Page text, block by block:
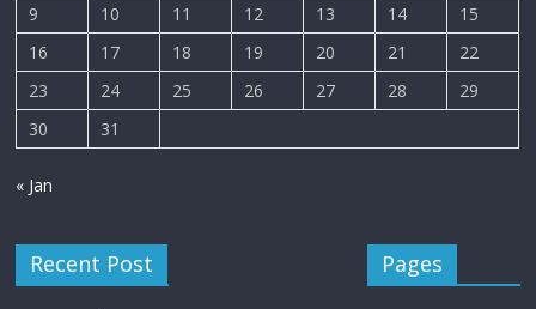
9
10 11 12 13 14
15
16
17 18 19 20 21
22
23
24 25 26 27 28
29
30
31
« Jan
Recent Post Pages